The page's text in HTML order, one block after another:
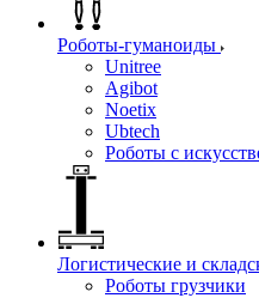
Роботы-гуманоиды
Unitree
Agibot
Noetix
Ubtech
Роботы с
Логистические и
Роботы грузчики